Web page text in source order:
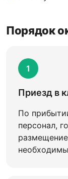
Порядок
1
Приезд в
По
персонал,